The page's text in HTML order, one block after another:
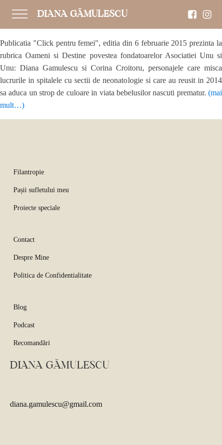
DIANA GĂMULESCU
Publicatia "Click pentru femei", editia din 6 februarie 2015 prezinta la
rubrica Oameni si Destine povestea fondatoarelor Asociatiei Unu si
Unu: Diana Gamulescu si Corina Croitoru, personajele care misca
lucrurile in spitalele cu sectii de neonatologie si care au reusit in 2014
sa aduca un strop de culoare in viata bebelusilor nascuti prematur. (mai
mult…)
Filantropie
Pașii sufletului meu
Proiecte speciale
Contact
Despre Mine
Politica de Confidentialitate
Blog
Podcast
Recomandări
DIANA GĂMULESCU
diana.gamulescu@gmail.com